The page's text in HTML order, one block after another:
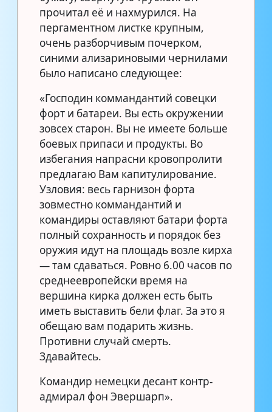
прочитал её и нахмурился. На
пергаментном листке крупным,
очень разборчивым почерком,
синими ализариновыми чернилами
было написано следующее:
«Господин коммандантий совецки
форт и батареи. Вы есть окружении
зовсех старон. Вы не имеете больше
боевых припаси и продукты. Во
избегания напрасни кровопролити
предлагаю Вам капитулирование.
Узловия: весь гарнизон форта
зовместно коммандантий и
командиры оставляют батари форта
полный сохранность и порядок без
оружия идут на площадь возле кирха
— там сдаваться. Ровно 6.00 часов по
среднеевропейски время на
вершина кирка должен есть быть
иметь выставить бели флаг. За это я
обещаю вам подарить жизнь.
Противни случай смерть.
Здавайтесь.
Командир немецки десант контр-
адмирал фон Эвершарп».